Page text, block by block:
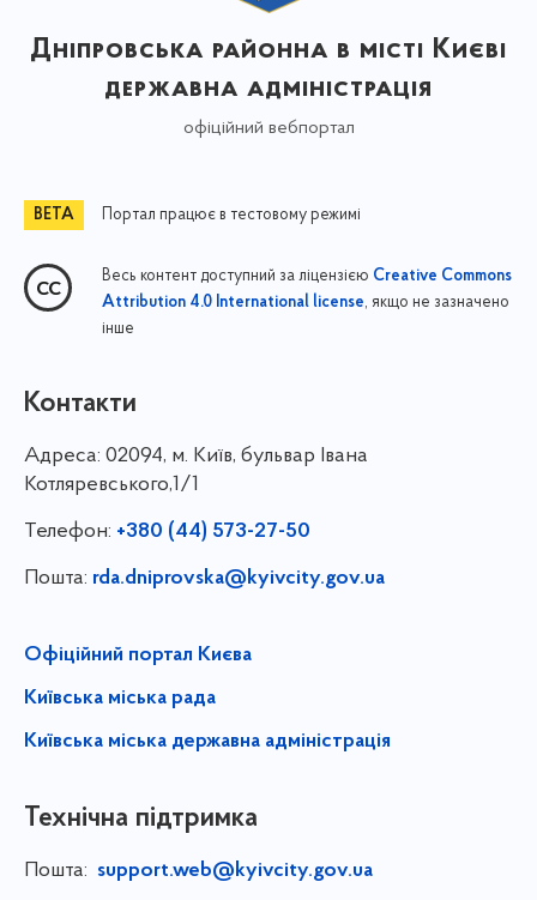
Дніпровська районна в місті Києві
державна адміністрація
офіційний вебпортал
Портал працює в тестовому режимі
Весь контент доступний за ліцензією Creative Commons
Attribution 4.0 International license, якщо не зазначено
інше
Контакти
Адреса: 02094, м. Київ, бульвар Івана
Котляревського,1/1
Телефон: +380 (44) 573-27-50
Пошта: rda.dniprovska@kyivcity.gov.ua
Офіційний портал Києва
Київська міська рада
Київська міська державна адміністрація
Технічна підтримка
Пошта: support.web@kyivcity.gov.ua